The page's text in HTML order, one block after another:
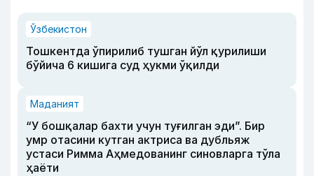
Ўзбекистон
Тошкентда ўпирилиб тушган йўл қурилиши
бўйича 6 кишига суд ҳукми ўқилди
Маданият
“У бошқалар бахти учун туғилган эди”. Бир
умр отасини кутган актриса ва дубльяж
устаси Римма Аҳмедованинг синовларга тўла
ҳаёти